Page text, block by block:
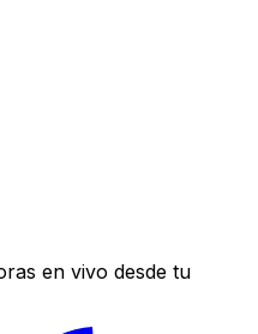
en vivo desde tu